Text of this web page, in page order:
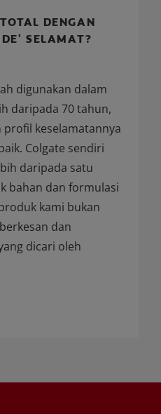
DENGAN
SELAMAT?
digunakan dalam
daripada 70 tahun,
profil keselamatannya
Colgate sendiri
daripada satu
bahan dan formulasi
kami bukan
dan
dicari oleh